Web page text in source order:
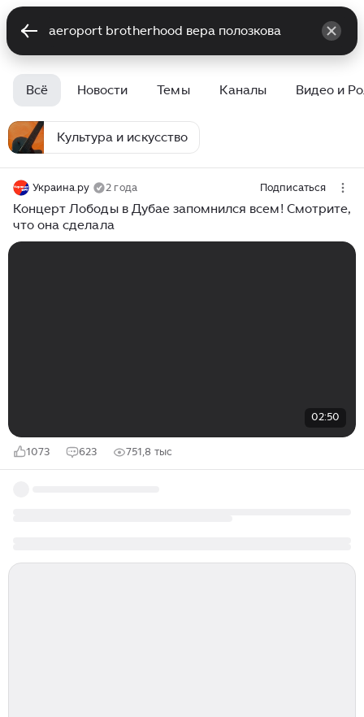
Всё Новости Темы Каналы Видео и
Культура и искусство
Украина.ру 2 года Подписаться
Концерт Лободы в Дубае запомнился всем! Смотрите,
что она сделала
02:50
1073 623 751,8 тыс